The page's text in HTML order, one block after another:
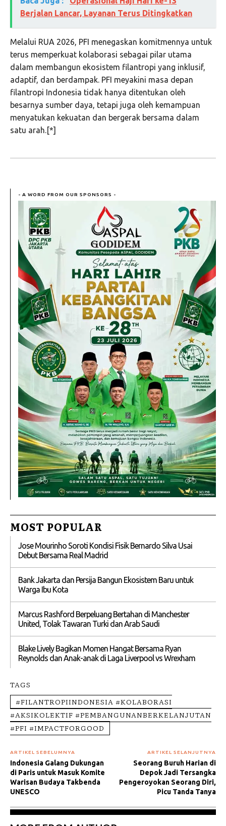
Berjalan Lancar, Layanan Terus Ditingkatkan
Melalui RUA 2026, PFI menegaskan komitmennya untuk
terus memperkuat kolaborasi sebagai pilar utama
dalam membangun ekosistem filantropi yang inklusif,
adaptif, dan berdampak. PFI meyakini masa depan
filantropi Indonesia tidak hanya ditentukan oleh
besarnya sumber daya, tetapi juga oleh kemampuan
menyatukan kekuatan dan bergerak bersama dalam
satu arah.[*]
- A WORD FROM OUR SPONSORS -
MOST POPULAR
Jose Mourinho Soroti Kondisi Fisik Bernardo Silva Usai
Debut Bersama Real Madrid
Bank Jakarta dan Persija Bangun Ekosistem Baru untuk
Warga Ibu Kota
Marcus Rashford Berpeluang Bertahan di Manchester
United, Tolak Tawaran Turki dan Arab Saudi
Blake Lively Bagikan Momen Hangat Bersama Ryan
Reynolds dan Anak-anak di Laga Liverpool vs Wrexham
TAGS
#FILANTROPIINDONESIA #KOLABORASI
#AKSIKOLEKTIF #PEMBANGUNANBERKELANJUTAN
#PFI #IMPACTFORGOOD
ARTIKEL SEBELUMNYA
Indonesia Galang Dukungan
di Paris untuk Masuk Komite
Warisan Budaya Takbenda
UNESCO
ARTIKEL SELANJUTNYA
Seorang Buruh Harian di
Depok Jadi Tersangka
Pengeroyokan Seorang Diri,
Picu Tanda Tanya